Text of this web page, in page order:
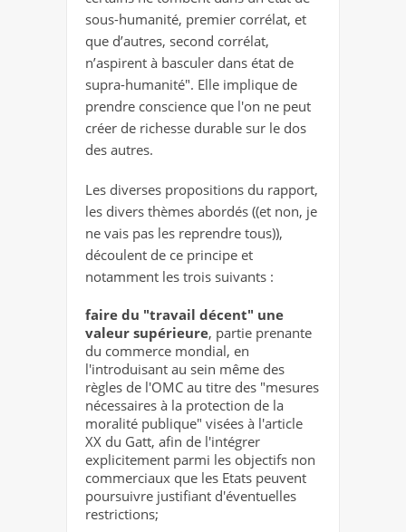
sous-humanité, premier corrélat, et
que d’autres, second corrélat,
n’aspirent à basculer dans état de
supra-humanité". Elle implique de
prendre conscience que l'on ne peut
créer de richesse durable sur le dos
des autres.
Les diverses propositions du rapport,
les divers thèmes abordés ((et non, je
ne vais pas les reprendre tous)),
découlent de ce principe et
notamment les trois suivants :
faire du "travail décent" une
valeur supérieure, partie prenante
du commerce mondial, en
l'introduisant au sein même des
règles de l'OMC au titre des "mesures
nécessaires à la protection de la
moralité publique" visées à l'article
XX du Gatt, afin de l'intégrer
explicitement parmi les objectifs non
commerciaux que les Etats peuvent
poursuivre justifiant d'éventuelles
restrictions;